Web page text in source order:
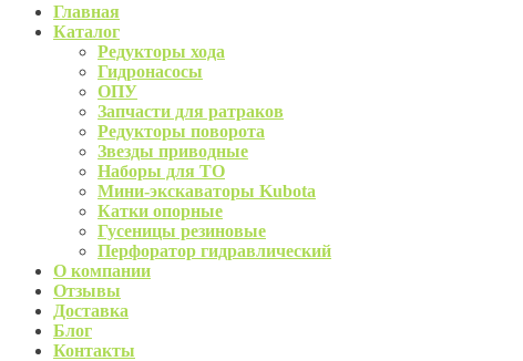
Главная
Каталог
Редукторы хода
Гидронасосы
ОПУ
Запчасти для ратраков
Редукторы поворота
Звезды приводные
Наборы для ТО
Мини-экскаваторы Kubota
Катки опорные
Гусеницы резиновые
Перфоратор гидравлический
О компании
Отзывы
Доставка
Блог
Контакты